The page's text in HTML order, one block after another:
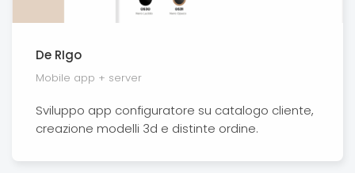
De RIgo
Mobile app + server
Sviluppo app configuratore su catalogo cliente,
creazione modelli 3d e distinte ordine.